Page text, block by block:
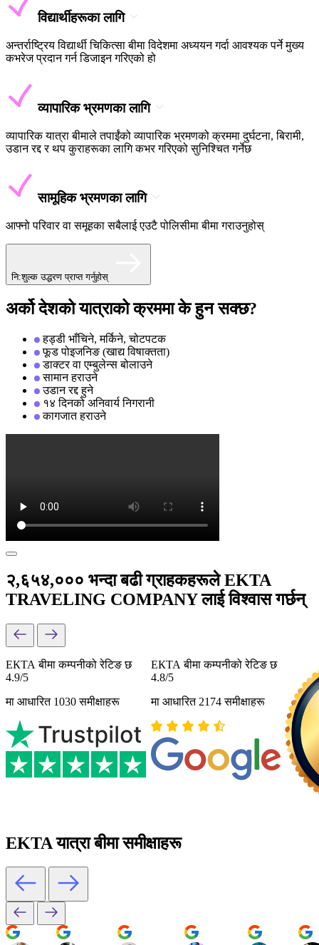
विद्यार्थीहरूका लागि
अन्तर्राष्ट्रिय विद्यार्थी चिकित्सा बीमा विदेशमा अध्ययन गर्दा आवश्यक पर्ने मुख्य
कभरेज प्रदान गर्न डिजाइन गरिएको हो
व्यापारिक भ्रमणका लागि
व्यापारिक यात्रा बीमाले तपाईंको व्यापारिक भ्रमणको क्रममा दुर्घटना, बिरामी,
उडान रद्द र थप कुराहरूका लागि कभर गरिएको सुनिश्चित गर्नेछ
सामूहिक भ्रमणका लागि
आफ्नो परिवार वा समूहका सबैलाई एउटै पोलिसीमा बीमा गराउनुहोस्
नि:शुल्क उद्धरण प्राप्त गर्नुहोस्
अर्को देशको यात्राको क्रममा के हुन सक्छ?
हड्डी भाँचिने, मर्किने, चोटपटक
फूड पोइजनिङ (खाद्य विषाक्तता)
डाक्टर वा एम्बुलेन्स बोलाउने
सामान हराउने
उडान रद्द हुने
१४ दिनको अनिवार्य निगरानी
कागजात हराउने
२,६५४,००० भन्दा बढी ग्राहकहरूले EKTA
TRAVELING COMPANY लाई विश्वास गर्छन्
ЕКТА बीमा कम्पनीको रेटिङ छ
4.9/5
मा आधारित 1030 समीक्षाहरू
ЕКТА बीमा कम्पनीको रेटिङ छ
4.8/5
मा आधारित 2174 समीक्षाहरू
EKTA यात्रा बीमा समीक्षाहरू